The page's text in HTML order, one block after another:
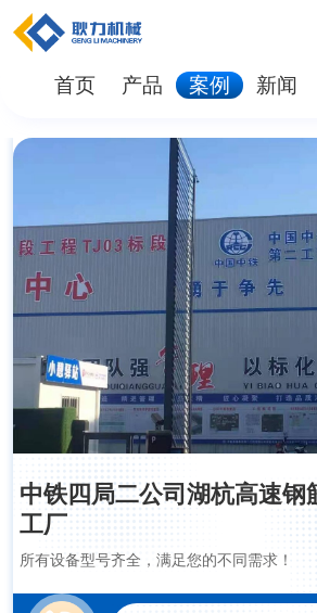
首页 产品 案例 新闻
中铁四局二公司湖杭高速钢
工厂
所有设备型号齐全，满足您的不同需求！